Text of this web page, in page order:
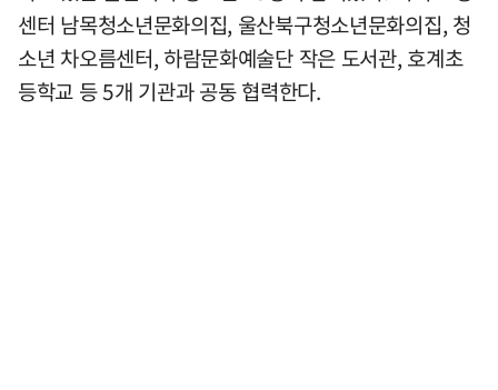
센터 남목청소년문화의집, 울산북구청소년문화의집, 청
소년 차오름센터, 하람문화예술단 작은 도서관, 호계초
등학교 등 5개 기관과 공동 협력한다.